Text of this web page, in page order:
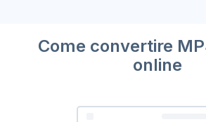
Come convertire
online